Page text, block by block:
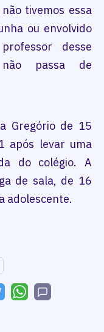
tivemos essa
ou envolvido
desse
passa de
Gregório de 15
após levar uma
do colégio. A
de sala, de 16
adolescente.